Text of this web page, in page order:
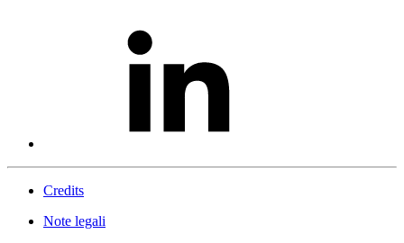
Credits
Note legali